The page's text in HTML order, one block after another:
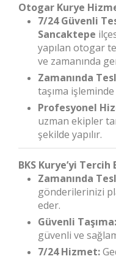
Otogar Kurye
7/24 Güvenli
Sancaktepe
yapılan otogar
ve zamanında
Zamanında
taşıma
Profesyonel
uzman ekipler
şekilde yapılır.
BKS Kurye’yi
Zamanında
gönderilerinizi
eder.
Güvenli Taşıma:
güvenli ve
7/24 Hizmet: